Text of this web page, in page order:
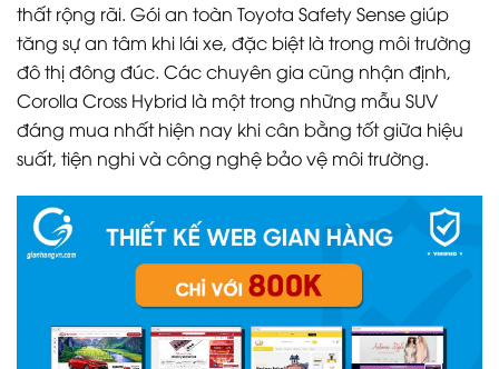
thất rộng rãi. Gói an toàn Toyota Safety Sense giúp
tăng sự an tâm khi lái xe, đặc biệt là trong môi trường
đô thị đông đúc. Các chuyên gia cũng nhận định,
Corolla Cross Hybrid là một trong những mẫu SUV
đáng mua nhất hiện nay khi cân bằng tốt giữa hiệu
suất, tiện nghi và công nghệ bảo vệ môi trường.